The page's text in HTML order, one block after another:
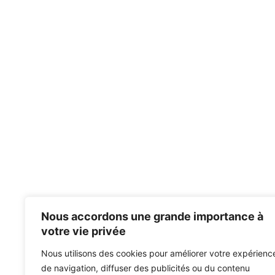
Nous accordons une grande importance à
votre vie privée
Nous utilisons des cookies pour améliorer votre
de navigation, diffuser des publicités ou du contenu